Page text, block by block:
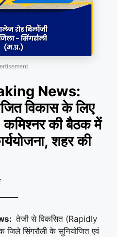
News:
विकास के लिए
कमिश्नर की बैठक में
शहर की
तेजी से विकसित (Rapidly
सिंगरौली के सुनियोजित एवं